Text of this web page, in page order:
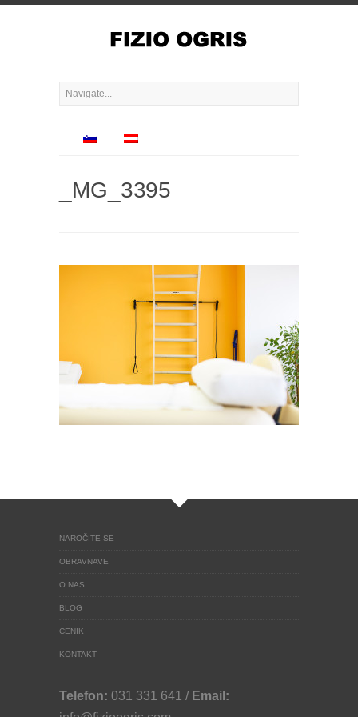
_MG_3395
NAROČITE SE
OBRAVNAVE
O NAS
BLOG
CENIK
KONTAKT
Telefon: 031 331 641 / Email: